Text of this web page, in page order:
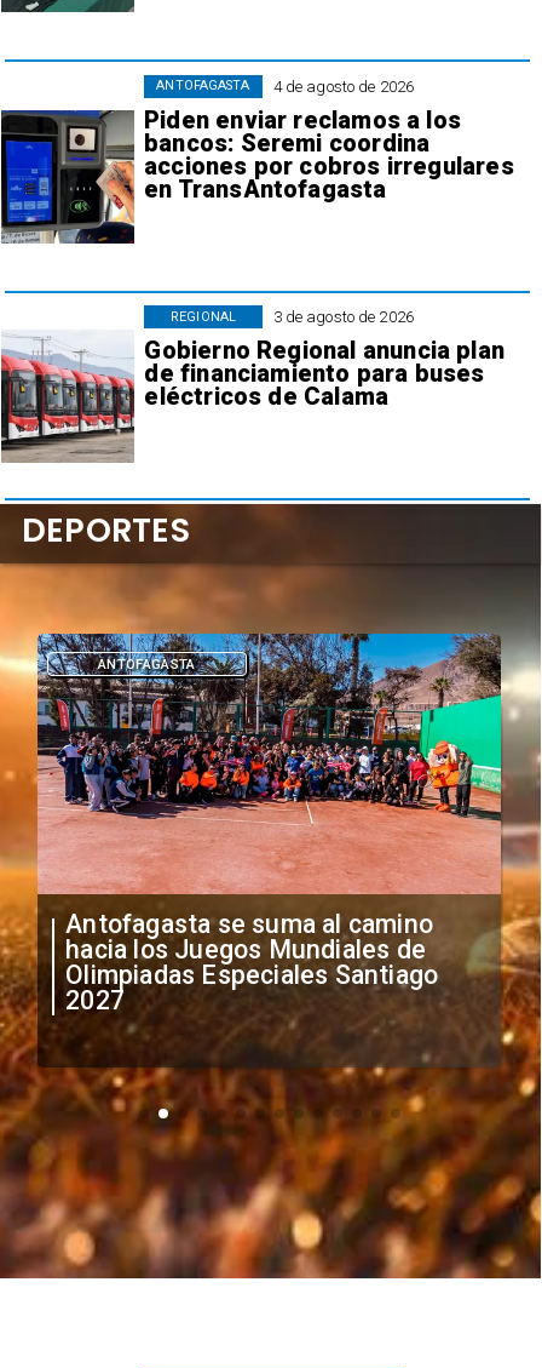
4 de agosto de 2026
Piden enviar reclamos a los
bancos: Seremi coordina
acciones por cobros irregulares
en TransAntofagasta
ANTOFAGASTA
3 de agosto de 2026
Gobierno Regional anuncia plan
de financiamiento para buses
eléctricos de Calama
REGIONAL
Antofagasta se suma al camino
hacia los Juegos Mundiales de
Olimpiadas Especiales Santiago
2027
ANTOFAGASTA
DEPORTES